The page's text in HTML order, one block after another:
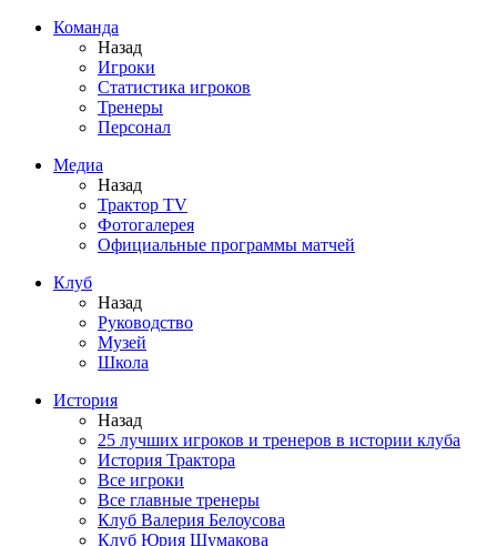
Команда
Назад
Игроки
Статистика игроков
Тренеры
Персонал
Медиа
Назад
Трактор TV
Фотогалерея
Официальные программы матчей
Клуб
Назад
Руководство
Музей
Школа
История
Назад
25 лучших игроков и тренеров в истории клуба
История Трактора
Все игроки
Все главные тренеры
Клуб Валерия Белоусова
Клуб Юрия Шумакова